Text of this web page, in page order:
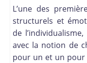
L’une des
structurels et
de
avec la notion de
pour un et un